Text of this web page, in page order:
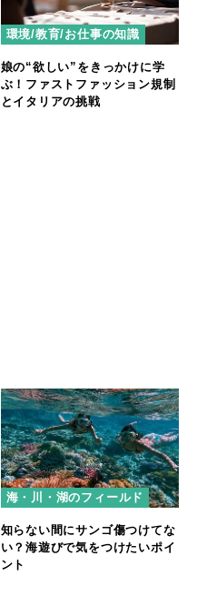
環境/教育/お仕事の知識
娘の“欲しい”をきっかけに学
ぶ！ファストファッション規制
とイタリアの挑戦
海・川・湖のフィールド
知らない間にサンゴ傷つけてな
い？海遊びで気をつけたいポイ
ント